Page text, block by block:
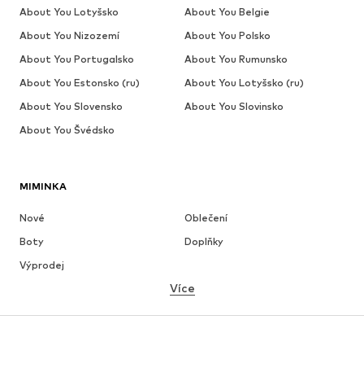
MIMINKA
Nové
Oblečení
Boty
Doplňky
Výprodej
Více
About You Lotyšsko
About You Belgie
About You Nizozemí
About You Polsko
About You Portugalsko
About You Rumunsko
About You Estonsko (ru)
About You Lotyšsko (ru)
About You Slovensko
About You Slovinsko
About You Švédsko